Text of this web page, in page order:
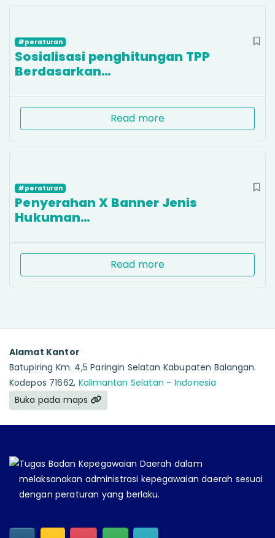
#peraturan
Sosialisasi penghitungan TPP
Berdasarkan…
Read more
#peraturan
Penyerahan X Banner Jenis
Hukuman…
Read more
Alamat Kantor
Batupiring Km. 4,5 Paringin Selatan Kabupaten Balangan.
Kodepos 71662, Kalimantan Selatan - Indonesia
Buka pada maps
Tugas Badan Kepegawaian Daerah dalam
melaksanakan administrasi kepegawaian daerah sesuai
dengan peraturan yang berlaku.